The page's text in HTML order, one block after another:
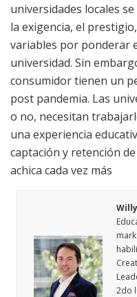
universidades locales
la exigencia, el
variables por ponderar
universidad. Sin
consumidor tienen un
post pandemia. Las
o no, necesitan
una experiencia
captación y retención
achica cada vez más
2do